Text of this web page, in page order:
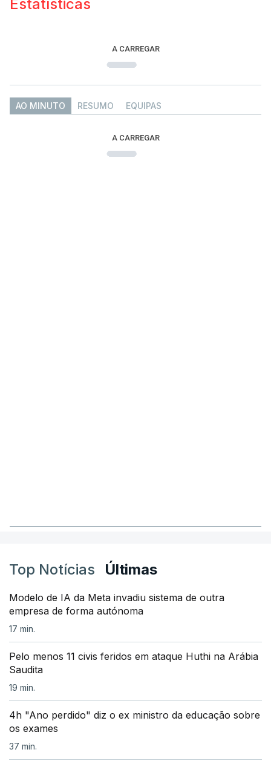
Estatísticas
A CARREGAR
AO MINUTO RESUMO EQUIPAS
A CARREGAR
Top Notícias Últimas
Modelo de IA da Meta invadiu sistema de outra
empresa de forma autónoma
17 min.
Pelo menos 11 civis feridos em ataque Huthi na Arábia
Saudita
19 min.
4h "Ano perdido" diz o ex ministro da educação sobre
os exames
37 min.